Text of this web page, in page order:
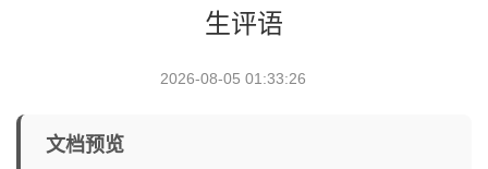
生评语
2026-08-05 01:33:26
文档预览